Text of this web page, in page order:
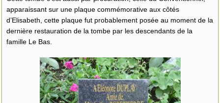
apparaissant sur une plaque commémorative aux côtés
d’Elisabeth, cette plaque fut probablement posée au moment de la
dernière restauration de la tombe par les descendants de la
famille Le Bas.